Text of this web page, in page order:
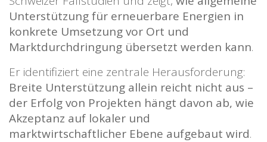
Unterstützung für erneuerbare Energien in
konkrete Umsetzung vor Ort und
Marktdurchdringung übersetzt werden kann.
Er identifiziert eine zentrale Herausforderung:
Breite Unterstützung allein reicht nicht aus –
der Erfolg von Projekten hängt davon ab, wie
Akzeptanz auf lokaler und
marktwirtschaftlicher Ebene aufgebaut wird.